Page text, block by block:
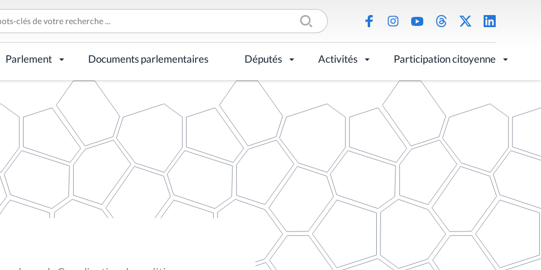
Parlement Documents parlementaires Députés Activités Participation citoyenne